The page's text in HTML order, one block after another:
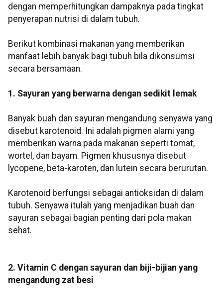
dengan memperhitungkan dampaknya pada tingkat
penyerapan nutrisi di dalam tubuh.
Berikut kombinasi makanan yang memberikan
manfaat lebih banyak bagi tubuh bila dikonsumsi
secara bersamaan.
1. Sayuran yang berwarna dengan sedikit lemak
Banyak buah dan sayuran mengandung senyawa yang
disebut karotenoid. Ini adalah pigmen alami yang
memberikan warna pada makanan seperti tomat,
wortel, dan bayam. Pigmen khususnya disebut
lycopene, beta-karoten, dan lutein secara berurutan.
Karotenoid berfungsi sebagai antioksidan di dalam
tubuh. Senyawa itulah yang menjadikan buah dan
sayuran sebagai bagian penting dari pola makan
sehat.
2. Vitamin C dengan sayuran dan biji-bijian yang
mengandung zat besi